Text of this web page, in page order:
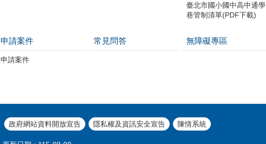
臺北市國小國中高中通學
巷管制清單(PDF下載)
申請案件
申請案件
常見問答 無障礙專區
政府網站資料開放宣告 隱私權及資訊安全宣告 陳情系統